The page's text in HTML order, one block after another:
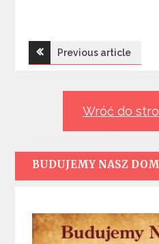
Nawigacja
Previous article
Wróć do
BUDUJEMY NASZ DOM